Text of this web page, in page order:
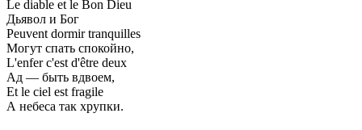
Le diable et le Bon Dieu
Дьявол и Бог
Peuvent dormir tranquilles
Могут спать спокойно,
L'enfer c'est d'être deux
Ад — быть вдвоем,
Et le ciel est fragile
А небеса так хрупки.